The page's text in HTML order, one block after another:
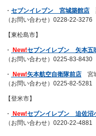
・ セブンイレブン 宮城築館店
（お問い合わせ）0228-22-3276
【東松島市】
・ New!セブンイレブン 矢本五
（お問い合わせ）0225-83-8430
・ New!矢本航空自衛隊前店 宮
（お問い合わせ）0225-82-5281
【登米市】
・ New!セブンイレブン 迫佐沼
（お問い合わせ）0220-22-4881